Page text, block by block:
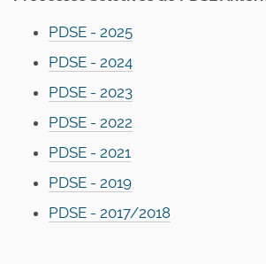
PDSE - 2025
PDSE - 2024
PDSE - 2023
PDSE - 2022
PDSE - 2021
PDSE - 2019
PDSE - 2017/2018